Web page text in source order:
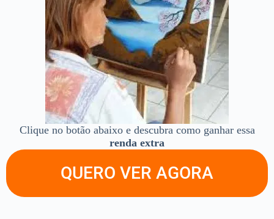
Clique no botão abaixo e descubra como ganhar essa
renda extra
QUERO VER AGORA